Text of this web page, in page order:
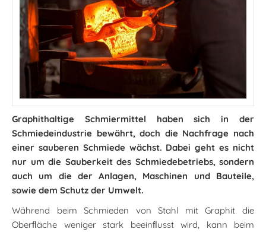
Graphithaltige Schmiermittel haben sich in der
Schmiedeindustrie bewährt, doch die Nachfrage nach
einer sauberen Schmiede wächst. Dabei geht es nicht
nur um die Sauberkeit des Schmiedebetriebs, sondern
auch um die der Anlagen, Maschinen und Bauteile,
sowie dem Schutz der Umwelt.
Während beim Schmieden von Stahl mit Graphit die
Oberﬂäche weniger stark beeinﬂusst wird, kann beim